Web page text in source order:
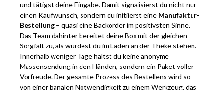
und tätigst deine Eingabe. Damit signalisierst du nicht nur
einen Kaufwunsch, sondern du initiierst eine Manufaktur-
Bestellung– quasi eine Backorder im positivsten Sinne.
Das Team dahinter bereitet deine Box mit der gleichen
Sorgfalt zu, als würdest du im Laden an der Theke stehen.
Innerhalb weniger Tage hältst du keine anonyme
Massensendung in den Händen, sondern ein Paket voller
Vorfreude. Der gesamte Prozess des Bestellens wird so
von einer banalen Notwendigkeit zu einem Werkzeug, das